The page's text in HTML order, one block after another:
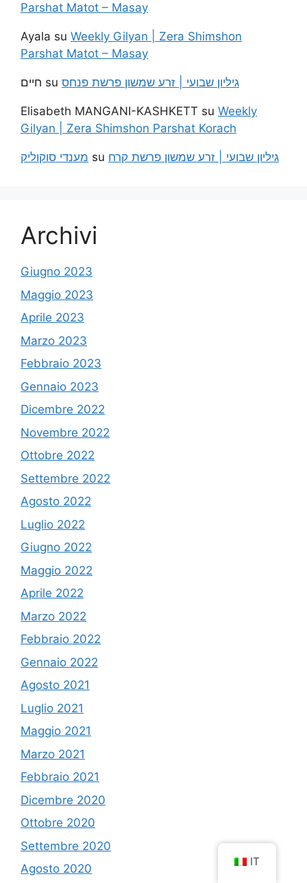
Parshat Matot – Masay
Ayala su Weekly Gilyan | Zera Shimshon
Parshat Matot – Masay
חיים su גיליון שבועי | זרע שמשון פרשת פנחס
Elisabeth MANGANI-KASHKETT su Weekly
Gilyan | Zera Shimshon Parshat Korach
מענדי סוקוליק su גיליון שבועי | זרע שמשון פרשת קרח
Archivi
Giugno 2023
Maggio 2023
Aprile 2023
Marzo 2023
Febbraio 2023
Gennaio 2023
Dicembre 2022
Novembre 2022
Ottobre 2022
Settembre 2022
Agosto 2022
Luglio 2022
Giugno 2022
Maggio 2022
Aprile 2022
Marzo 2022
Febbraio 2022
Gennaio 2022
Agosto 2021
Luglio 2021
Maggio 2021
Marzo 2021
Febbraio 2021
Dicembre 2020
Ottobre 2020
Settembre 2020
Agosto 2020
IT